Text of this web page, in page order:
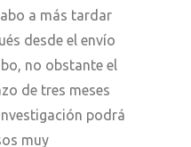
a más tardar
desde el envío
no obstante el
de tres meses
podrá
muy